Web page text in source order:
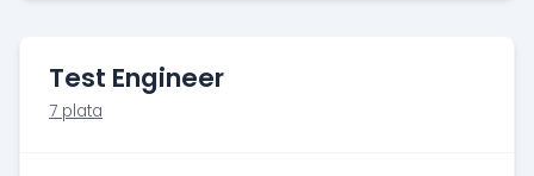
Test Engineer
7 plata